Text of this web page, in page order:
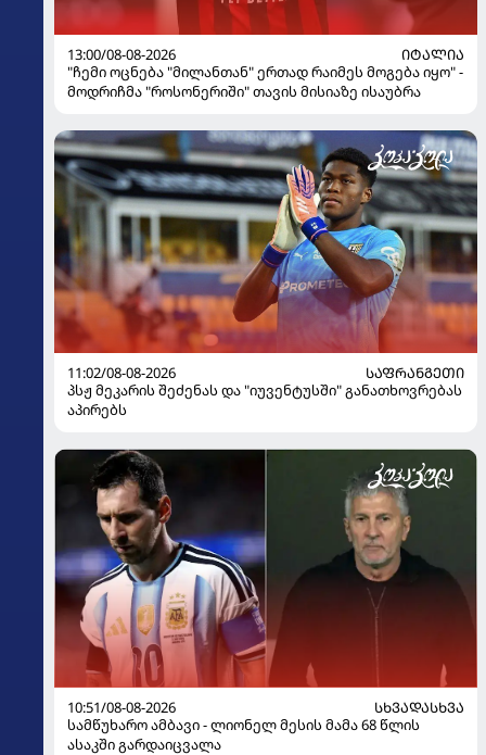
13:00/08-08-2026
ᲘᲢᲐᲚᲘᲐ
"ჩემი ოცნება "მილანთან" ერთად რაიმეს მოგება იყო" -
მოდრიჩმა "როსონერიში" თავის მისიაზე ისაუბრა
11:02/08-08-2026
ᲡᲐᲤᲠᲐᲜᲒᲔᲗᲘ
პსჟ მეკარის შეძენას და "იუვენტუსში" განათხოვრებას
აპირებს
10:51/08-08-2026
ᲡᲮᲕᲐᲓᲐᲡᲮᲕᲐ
სამწუხარო ამბავი - ლიონელ მესის მამა 68 წლის
ასაკში გარდაიცვალა